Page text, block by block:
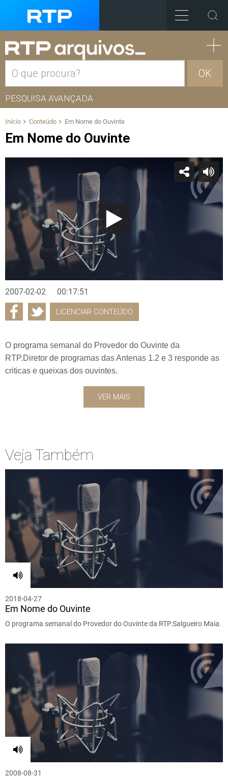
OK
PESQUISA AVANÇADA
Início Conteúdo Em Nome do Ouvinte
Em Nome do Ouvinte
2007-02-02 00:17:51
LICENCIAR CONTEÚDO
O programa semanal do Provedor do Ouvinte da
RTP.Diretor de programas das Antenas 1.2 e 3 responde as
criticas e queixas dos ouvintes.
VER MAIS
Veja Também
2018-04-27
Em Nome do Ouvinte
O programa semanal do Provedor do Ouvinte da RTP.Salgueiro Maia.
2008-08-31